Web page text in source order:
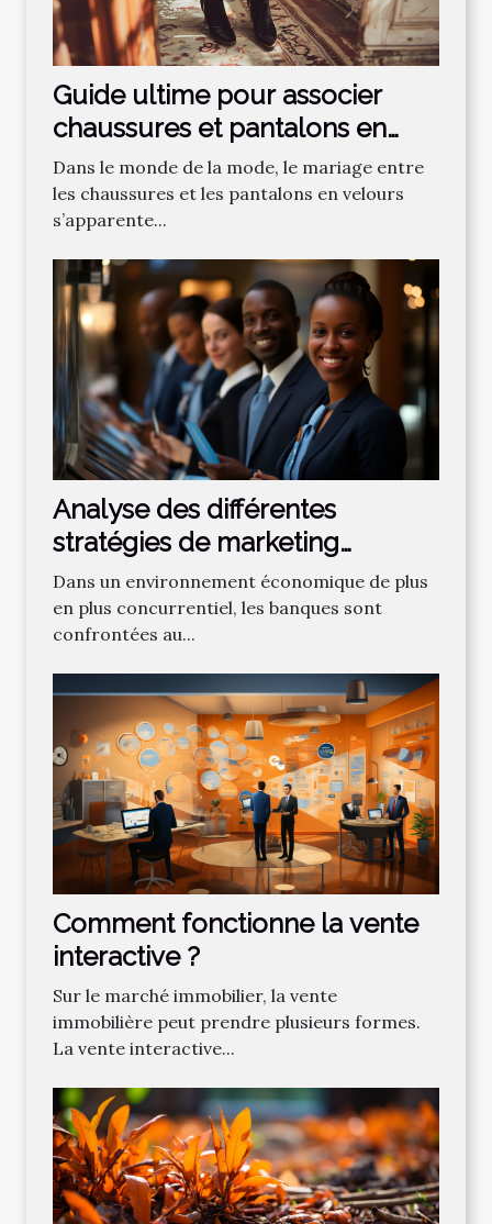
Guide ultime pour associer
chaussures et pantalons en
velours
Dans le monde de la mode, le mariage entre
les chaussures et les pantalons en velours
s’apparente...
Analyse des différentes
stratégies de marketing
bancaire pour attirer de
nouveaux clients
Dans un environnement économique de plus
en plus concurrentiel, les banques sont
confrontées au...
Comment fonctionne la vente
interactive ?
Sur le marché immobilier, la vente
immobilière peut prendre plusieurs formes.
La vente interactive...